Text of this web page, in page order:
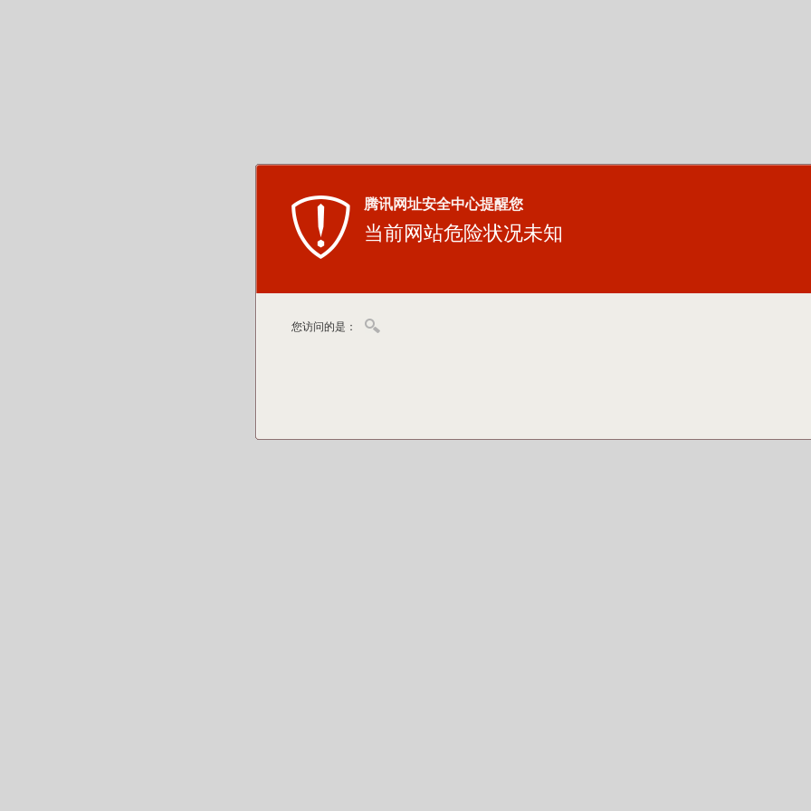
腾讯网址安全中心提醒您
当前网站危险状况未知
您访问的是：